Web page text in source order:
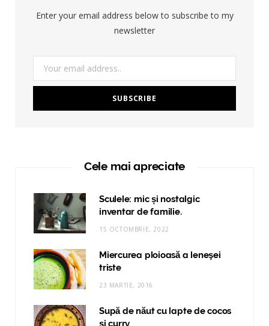
Enter your email address below to subscribe to my
newsletter
Cele mai apreciate
Sculele: mic și nostalgic
inventar de familie.
15 OCTOMBRIE, 2022
Miercurea ploioasă a leneşei
triste
23 MARTIE, 2016
Supă de năut cu lapte de cocos